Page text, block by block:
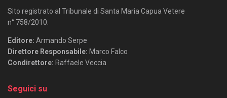
Sito registrato al Tribunale di Santa Maria Capua Vetere
n° 758/2010.
Editore: Armando Serpe
Direttore Responsabile: Marco Falco
Condirettore: Raffaele Veccia
Seguici su